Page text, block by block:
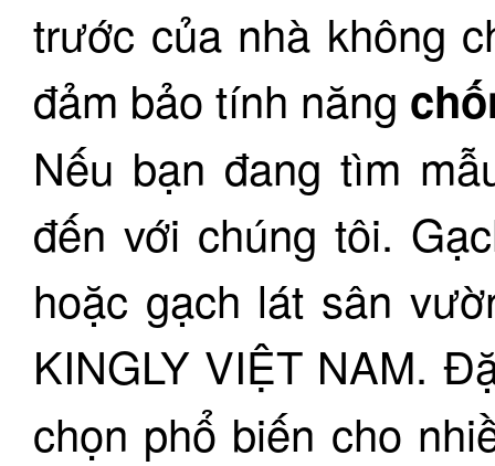
trước của nhà không
đảm bảo tính năng
Nếu bạn đang tìm
đến với chúng tôi.
hoặc gạch lát sân
KINGLY VIỆT NAM.
chọn phổ biến cho